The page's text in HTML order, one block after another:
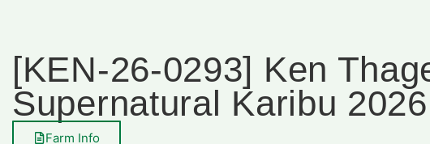
[KEN-26-0293] Ken
Supernatural Karibu 2026
Farm Info